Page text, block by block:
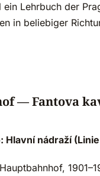
Lehrbuch der
in beliebiger
— Fantova
nádraží